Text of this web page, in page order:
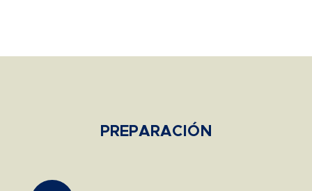
PREPARACIÓN